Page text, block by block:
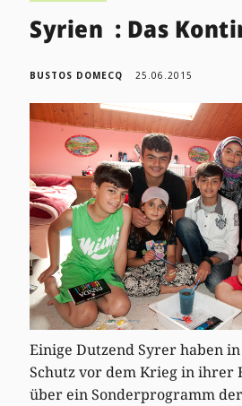
Syrien : Das
BUSTOS DOMECQ 25.06.2015
Einige Dutzend Syrer haben
Schutz vor dem Krieg in ihrer
über ein Sonderprogramm